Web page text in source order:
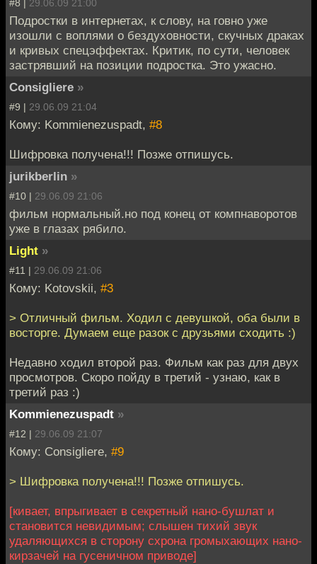
#8 | 29.06.09 21:00
Подростки в интернетах, к слову, на говно уже
изошли с воплями о бездуховности, скучных драках
и кривых спецэффектах. Критик, по сути, человек
застрявший на позиции подростка. Это ужасно.
Consigliere »
#9 | 29.06.09 21:04
Кому: Kommienezuspadt, #8
Шифровка получена!!! Позже отпишусь.
jurikberlin »
#10 | 29.06.09 21:06
фильм нормальный.но под конец от компнаворотов
уже в глазах рябило.
Light »
#11 | 29.06.09 21:06
Кому: Kotovskii, #3
> Отличный фильм. Ходил с девушкой, оба были в
восторге. Думаем еще разок с друзьями сходить :)
Недавно ходил второй раз. Фильм как раз для двух
просмотров. Скоро пойду в третий - узнаю, как в
третий раз :)
Kommienezuspadt »
#12 | 29.06.09 21:07
Кому: Consigliere, #9
> Шифровка получена!!! Позже отпишусь.
[кивает, впрыгивает в секретный нано-бушлат и
становится невидимым; слышен тихий звук
удаляющихся в сторону схрона громыхающих нано-
кирзачей на гусеничном приводе]